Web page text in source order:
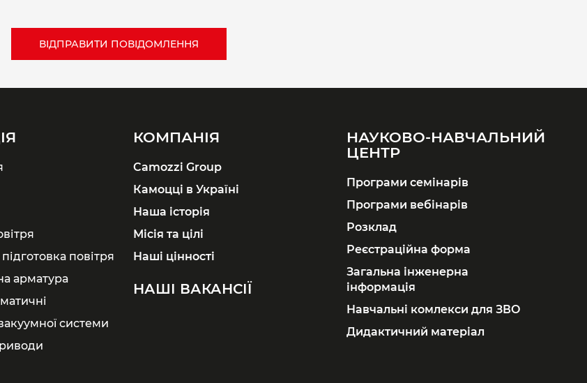
повітря
арматура
системи
КОМПАНІЯ
Camozzi Group
Камоцці в Україні
Наша історія
Місія та цілі
Наші цінності
НАШІ ВАКАНСІЇ
НАУКОВО-НАВЧАЛЬНИЙ
ЦЕНТР
Програми семінарів
Програми вебінарів
Розклад
Реєстраційна форма
Загальна інженерна
інформація
Навчальні комлекси для ЗВО
Дидактичний матеріал